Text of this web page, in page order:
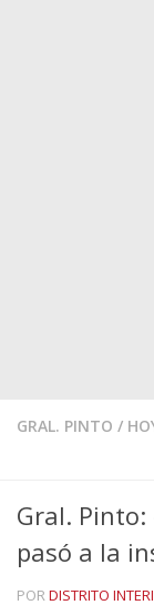
GRAL. PINTO /
Gral.
pasó a la
PORDISTRITO